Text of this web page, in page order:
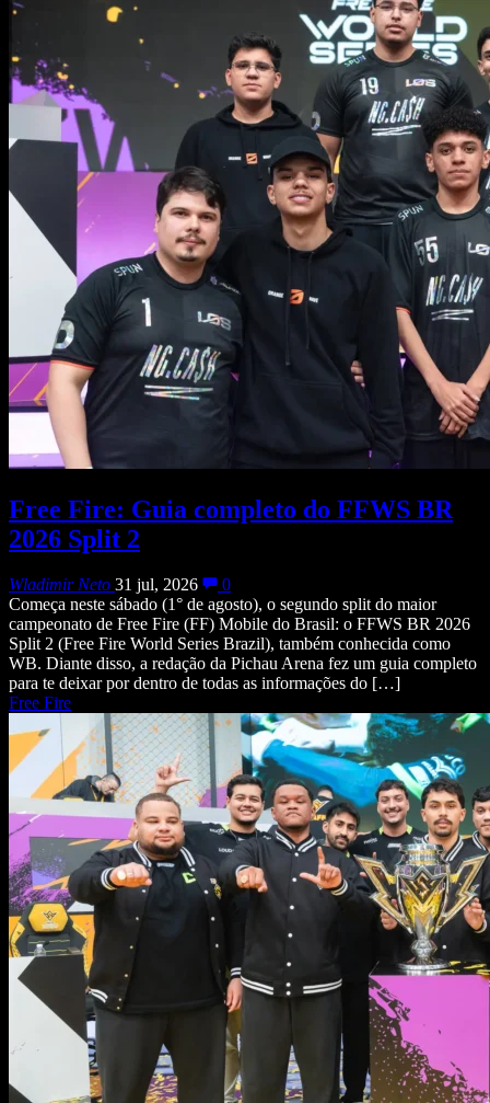
Free Fire: Guia completo do FFWS BR
2026 Split 2
Wladimir Neto 31 jul, 2026
0
Começa neste sábado (1° de agosto), o segundo split do maior
campeonato de Free Fire (FF) Mobile do Brasil: o FFWS BR 2026
Split 2 (Free Fire World Series Brazil), também conhecida como
WB. Diante disso, a redação da Pichau Arena fez um guia completo
para te deixar por dentro de todas as informações do […]
Free Fire